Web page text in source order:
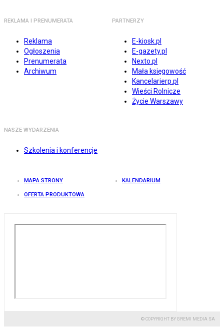
REKLAMA I PRENUMERATA
Reklama
Ogłoszenia
Prenumerata
Archiwum
PARTNERZY
E-kiosk.pl
E-gazety.pl
Nexto.pl
Mała księgowość
Kancelarierp.pl
Wieści Rolnicze
Życie Warszawy
NASZE WYDARZENIA
Szkolenia i konferencje
MAPA STRONY KALENDARIUM
OFERTA PRODUKTOWA
© COPYRIGHT BY GREMI MEDIA SA